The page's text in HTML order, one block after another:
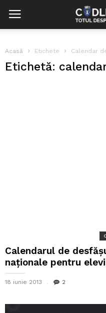
Acasă Etichete Calendar
Etichetă:
Calendarul de
naționale pentru
18 iunie 2013 2